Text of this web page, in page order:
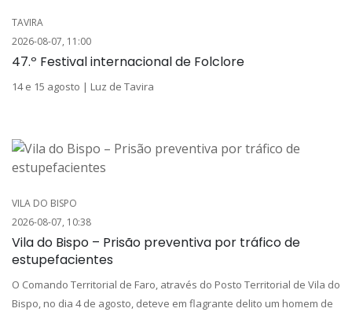
TAVIRA
2026-08-07, 11:00
47.º Festival internacional de Folclore
14 e 15 agosto | Luz de Tavira
VILA DO BISPO
2026-08-07, 10:38
Vila do Bispo – Prisão preventiva por tráfico de
estupefacientes
O Comando Territorial de Faro, através do Posto Territorial de Vila do
Bispo, no dia 4 de agosto, deteve em flagrante delito um homem de